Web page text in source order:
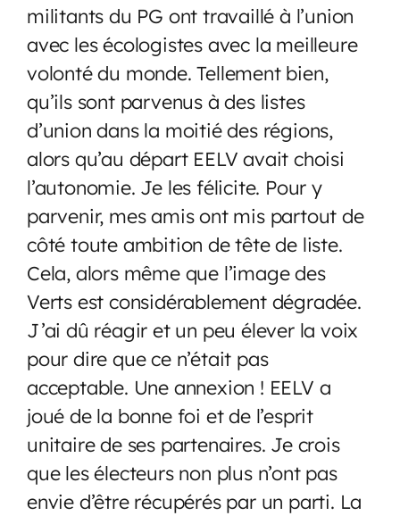
militants du PG ont travaillé à l’union
avec les écologistes avec la meilleure
volonté du monde. Tellement bien,
qu’ils sont parvenus à des listes
d’union dans la moitié des régions,
alors qu’au départ EELV avait choisi
l’autonomie. Je les félicite. Pour y
parvenir, mes amis ont mis partout de
côté toute ambition de tête de liste.
Cela, alors même que l’image des
Verts est considérablement dégradée.
J’ai dû réagir et un peu élever la voix
pour dire que ce n’était pas
acceptable. Une annexion ! EELV a
joué de la bonne foi et de l’esprit
unitaire de ses partenaires. Je crois
que les électeurs non plus n’ont pas
envie d’être récupérés par un parti. La